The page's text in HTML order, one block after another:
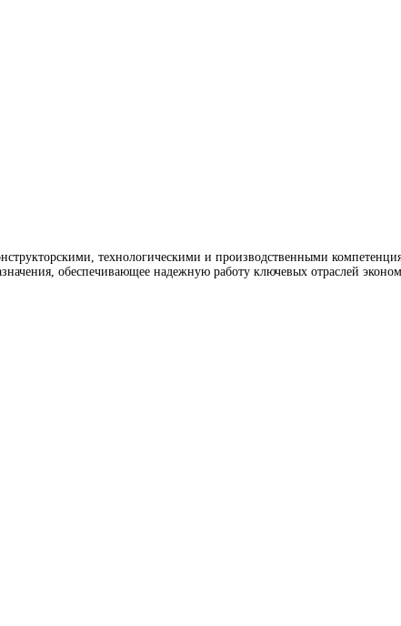
технологическими и производственными
обеспечивающее надежную работу ключевых отраслей